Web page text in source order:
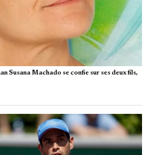
Susana Machado se confie sur ses deux fils,